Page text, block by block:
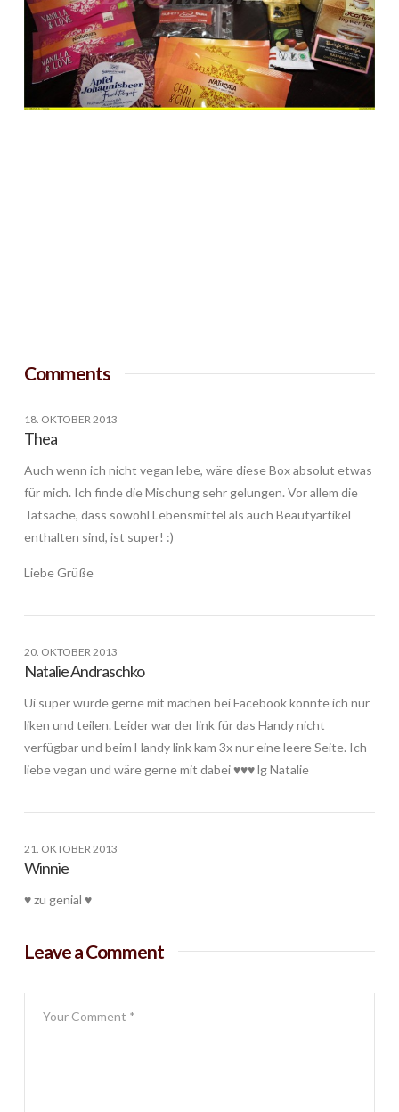
Comments
18. OKTOBER 2013
Thea
Auch wenn ich nicht vegan lebe, wäre diese Box absolut etwas
für mich. Ich finde die Mischung sehr gelungen. Vor allem die
Tatsache, dass sowohl Lebensmittel als auch Beautyartikel
enthalten sind, ist super! :)
Liebe Grüße
20. OKTOBER 2013
Natalie Andraschko
Ui super würde gerne mit machen bei Facebook konnte ich nur
liken und teilen. Leider war der link für das Handy nicht
verfügbar und beim Handy link kam 3x nur eine leere Seite. Ich
liebe vegan und wäre gerne mit dabei ♥♥♥ lg Natalie
21. OKTOBER 2013
Winnie
♥ zu genial ♥
Leave a Comment